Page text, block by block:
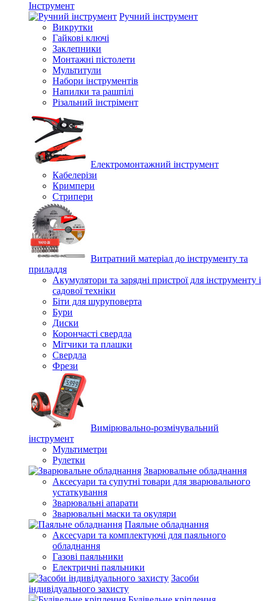
Інструмент
Ручний інструмент
Викрутки
Гайкові ключі
Заклепники
Монтажні пістолети
Мультитули
Набори інструментів
Напилки та рашпілі
Різальний інстрімент
Електромонтажний інструмент
Кабелерізи
Кримпери
Стрипери
Витратний матеріал до інструменту та
приладдя
Акумулятори та зарядні пристрої для інструменту і
садової техніки
Біти для шуруповерта
Бури
Диски
Корончасті свердла
Мітчики та плашки
Свердла
Фрези
Вимірювально-розмічувальний
інструмент
Мультиметри
Рулетки
Зварювальне обладнання
Аксесуари та супутні товари для зварювального
устаткування
Зварювальні апарати
Зварювальні маски та окуляри
Паяльне обладнання
Аксесуари та комплектуючі для паяльного
обладнання
Газові паяльники
Електричні паяльники
Засоби
індивідуального захисту